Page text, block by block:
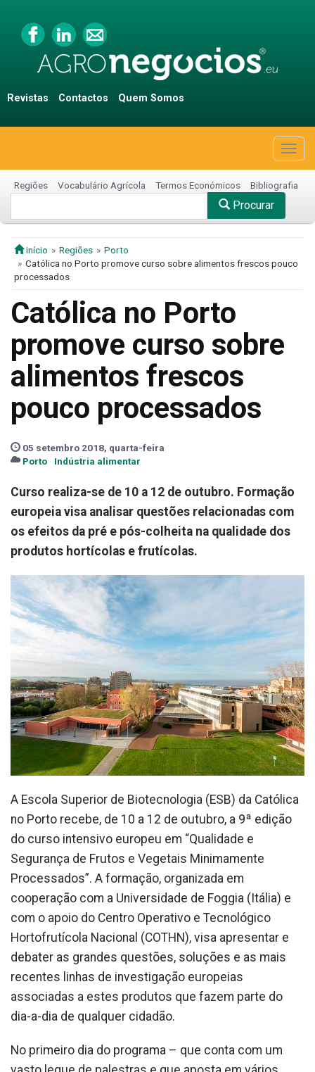
Revistas Contactos Quem Somos
Regiões Vocabulário Agrícola Termos Económicos Bibliografia
Procurar
início Regiões
Porto
Católica no Porto promove curso sobre alimentos frescos pouco
processados
Católica no Porto
promove curso sobre
alimentos frescos
pouco processados
05 setembro 2018, quarta-feira
Porto
Indústria alimentar
Curso realiza-se de 10 a 12 de outubro. Formação
europeia visa analisar questões relacionadas com
os efeitos da pré e pós-colheita na qualidade dos
produtos hortícolas e frutícolas.
A Escola Superior de Biotecnologia (ESB) da Católica
no Porto recebe, de 10 a 12 de outubro, a 9ª edição
do curso intensivo europeu em “Qualidade e
Segurança de Frutos e Vegetais Minimamente
Processados”. A formação, organizada em
cooperação com a Universidade de Foggia (Itália) e
com o apoio do Centro Operativo e Tecnológico
Hortofrutícola Nacional (COTHN), visa apresentar e
debater as grandes questões, soluções e as mais
recentes linhas de investigação europeias
associadas a estes produtos que fazem parte do
dia-a-dia de qualquer cidadão.
No primeiro dia do programa – que conta com um